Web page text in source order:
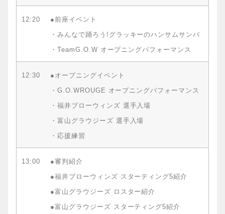
12:20
●前座イベント
・みんなで踊ろう!グラッキーのハンサムサンバ
・TeamG.O.W オープニングパフォーマンス
12:30
●オープニングイベント
・G.O.WROUGE オープニングパフォーマンス
・福井ブローウィンズ 選手入場
・富山グラウジーズ 選手入場
・応援練習
13:00
●審判紹介
●福井ブローウィンズ スターティング5紹介
●富山グラウジーズ ロスター紹介
●富山グラウジーズ スターティング5紹介